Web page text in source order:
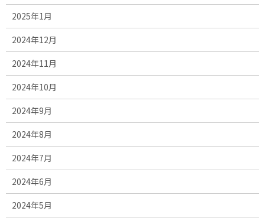
2025年1月
2024年12月
2024年11月
2024年10月
2024年9月
2024年8月
2024年7月
2024年6月
2024年5月